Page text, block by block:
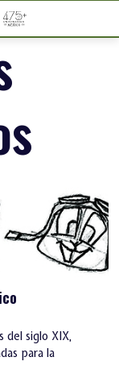
del siglo XIX,
para la